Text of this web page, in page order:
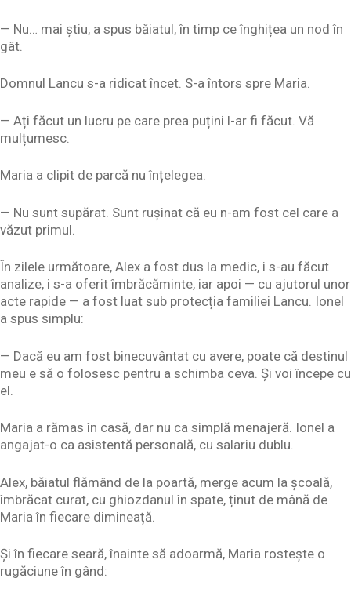
— Nu… mai știu, a spus băiatul, în timp ce înghițea un nod în
gât.
Domnul Lancu s-a ridicat încet. S-a întors spre Maria.
— Ați făcut un lucru pe care prea puțini l-ar fi făcut. Vă
mulțumesc.
Maria a clipit de parcă nu înțelegea.
— Nu sunt supărat. Sunt rușinat că eu n-am fost cel care a
văzut primul.
În zilele următoare, Alex a fost dus la medic, i s-au făcut
analize, i s-a oferit îmbrăcăminte, iar apoi — cu ajutorul unor
acte rapide — a fost luat sub protecția familiei Lancu. Ionel
a spus simplu:
— Dacă eu am fost binecuvântat cu avere, poate că destinul
meu e să o folosesc pentru a schimba ceva. Și voi începe cu
el.
Maria a rămas în casă, dar nu ca simplă menajeră. Ionel a
angajat-o ca asistentă personală, cu salariu dublu.
Alex, băiatul flămând de la poartă, merge acum la școală,
îmbrăcat curat, cu ghiozdanul în spate, ținut de mână de
Maria în fiecare dimineață.
Și în fiecare seară, înainte să adoarmă, Maria rostește o
rugăciune în gând: